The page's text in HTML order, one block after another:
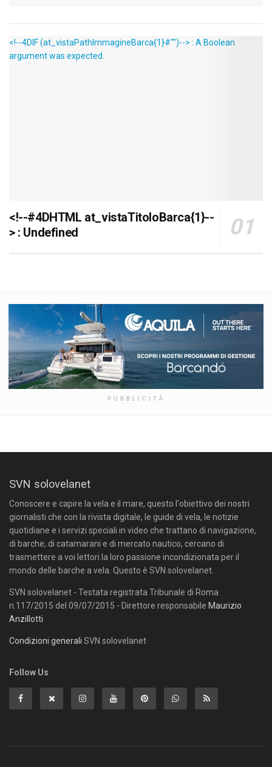
<!--4DIF (at_vistaPathImmagineBarca{1}#"")--> : A Boolean
argument was expected.
<!--#4DHTML at_vistaTitoloBarca{1}--
> : Undefined
PUBBLICITÀ
SVN solovelanet
Conoscere e capire la vela e il mare, questo l'obiettivo dei nostri
giornalisti che con la rivista digitale, le guide di vela, le notizie
quotidiane e i servizi speciali in video che trattano di navigazione,
di barche, di catamarani e di mercato nautico, cercano di
trasmettere a voi lettori la loro passione incondizionata per il
mondo delle barche a vela. Questo è SVN solovelanet.
SVN solovelanet - Testata registrata Tribunale di Roma
n.117/2015 del 09/07/2015 - Direttore responsabile Maurizio
Anzillotti
Condizioni generali SVN solovelanet
Follow Us